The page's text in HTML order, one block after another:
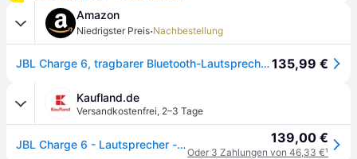
Amazon
Niedrigster Preis·Nachbestellung
JBL Charge 6, tragbarer Bluetooth-Lautsprecher, 28 Stunden Akkulaufzeit, IP68 wasserdicht, Staub- und stoßfest, JBL Pro Sound mit AI Sound Boost, Auracast Multi-Speaker, Weiß135,99 €
Kaufland.de
Versandkostenfrei, 2–3 Tage
JBL Charge 6 - Lautsprecher - tragbar - kabellos 139,00 €
Oder 3 Zahlungen von 46,33 €¹